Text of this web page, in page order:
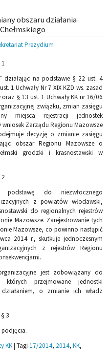
obszaru działania
Prezydium
1
działając na podstawie § 22 ust. 4
1 Uchwały Nr 7 XIX KZD ws. zasad
§ 13 ust. 1 Uchwały KK nr 16/06
związku, zmian zasięgu
miejsca rejestracji jednostek
Zarządu Regionu Mazowsze
decyzję o zmianie zasięgu
obszar Regionu Mazowsze o
grodzki i krasnostawski w
2
podstawę do niezwłocznego
z powiatów włodawski,
do regionalnych rejestrów
Mazowsze. Zarejestrowanie tych
Mazowsze, co powinno nastąpić
2014 r., skutkuje jednoczesnym
z rejestrów Regionu
jest zobowiązany do
których przejmowane jednostki
o zmianie ich władz
§ 3
podjęcia.
KK Tagi 17/2014, 2014, KK,